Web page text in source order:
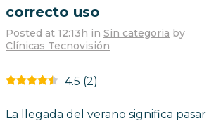
correcto uso
Posted at 12:13h in Sin categoria by
Clínicas Tecnovisión
4.5 (2)
La llegada del verano significa pasar